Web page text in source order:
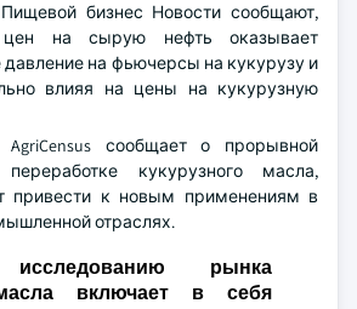
бизнес Новости сообщают,
на сырую нефть оказывает
давление на фьючерсы на кукурузу и
влияя на цены на кукурузную
AgriCensus сообщает о прорывной
кукурузного масла,
привести к новым применениям в
отраслях.
рынка
масла включает в себя